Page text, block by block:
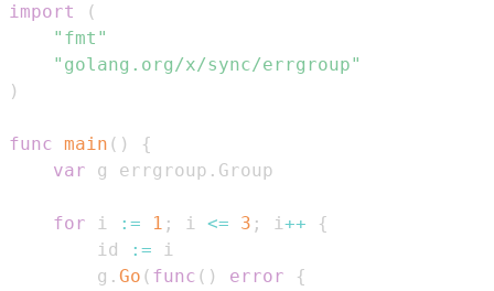
import
(
"fmt"
"golang.org/x/sync/errgroup"
)
func main ( )
{
var g errgroup .
for i := 1 ; i <= 3 ; i++
{
        id
:=
        g
. Go ( func ( ) error
{